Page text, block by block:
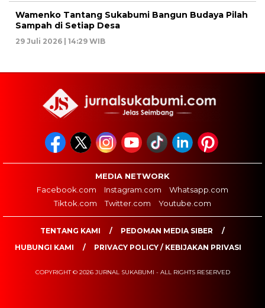
Wamenko Tantang Sukabumi Bangun Budaya Pilah
Sampah di Setiap Desa
29 Juli 2026 | 14:29 WIB
MEDIA NETWORK
Facebook.com
Instagram.com
Whatsapp.com
Tiktok.com
Twitter.com Youtube.com
TENTANG KAMI
PEDOMAN MEDIA SIBER
HUBUNGI KAMI
PRIVACY POLICY / KEBIJAKAN PRIVASI
COPYRIGHT © 2026 JURNAL SUKABUMI - ALL RIGHTS RESERVED